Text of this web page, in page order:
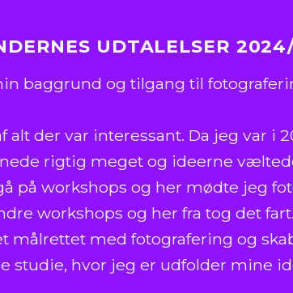
UDTALELSER
baggrund og tilgang til
alt der var interessant. Da jeg var
rigtig meget og ideerne
på workshops og her mødte jeg
workshops og her fra tog det fart.
målrettet med fotografering og
studie, hvor jeg er udfolder mine